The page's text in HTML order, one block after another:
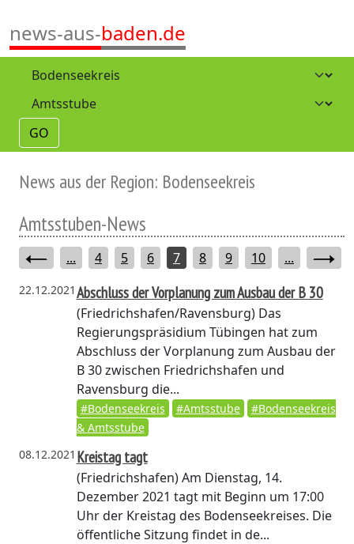
news-aus-baden.de
GO
News aus der Region: Bodenseekreis
Amtsstuben-News
... 4 5 6 7 8 9 10 ...
22.12.2021 Abschluss der Vorplanung zum Ausbau der B 30
(Friedrichshafen/Ravensburg)Das
Regierungspräsidium Tübingen hat zum
Abschluss der Vorplanung zum Ausbau der
B 30 zwischen Friedrichshafen und
Ravensburg die...
#Bodenseekreis #Amtsstube
#Bodenseekreis
& Amtsstube
08.12.2021 Kreistag tagt
(Friedrichshafen)Am Dienstag, 14.
Dezember 2021 tagt mit Beginn um 17:00
Uhr der Kreistag des Bodenseekreises. Die
öffentliche Sitzung findet in de...